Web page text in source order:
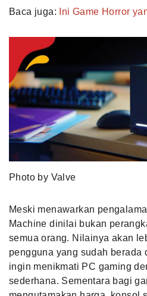
Baca juga: Ini Game Horror
Photo by Valve
Meski menawarkan
Machine dinilai bukan
semua orang. Nilainya akan
pengguna yang sudah berada
ingin menikmati PC gaming
sederhana. Sementara bagi